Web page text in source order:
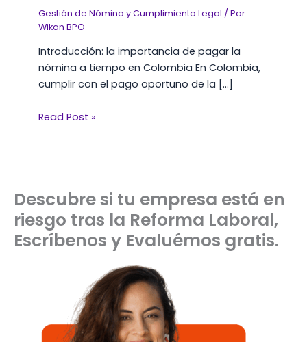
Gestión de Nómina y Cumplimiento Legal / Por
Wikan BPO
Introducción: la importancia de pagar la
nómina a tiempo en Colombia En Colombia,
cumplir con el pago oportuno de la […]
Read Post »
Descubre si tu empresa está en
riesgo tras la Reforma Laboral,
Escríbenos y Evaluémos gratis.